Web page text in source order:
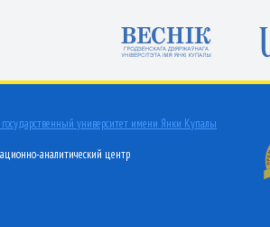
университет имени Янки Купалы
аналитический центр